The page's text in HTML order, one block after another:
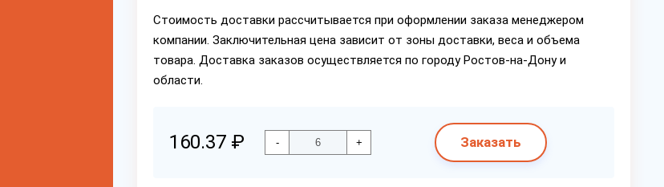
Стоимость доставки рассчитывается при оформлении заказа менеджером
компании. Заключительная цена зависит от зоны доставки, веса и объема
товара. Доставка заказов осуществляется по городу Ростов-на-Дону и
области.
160.37 ₽ - + Заказать